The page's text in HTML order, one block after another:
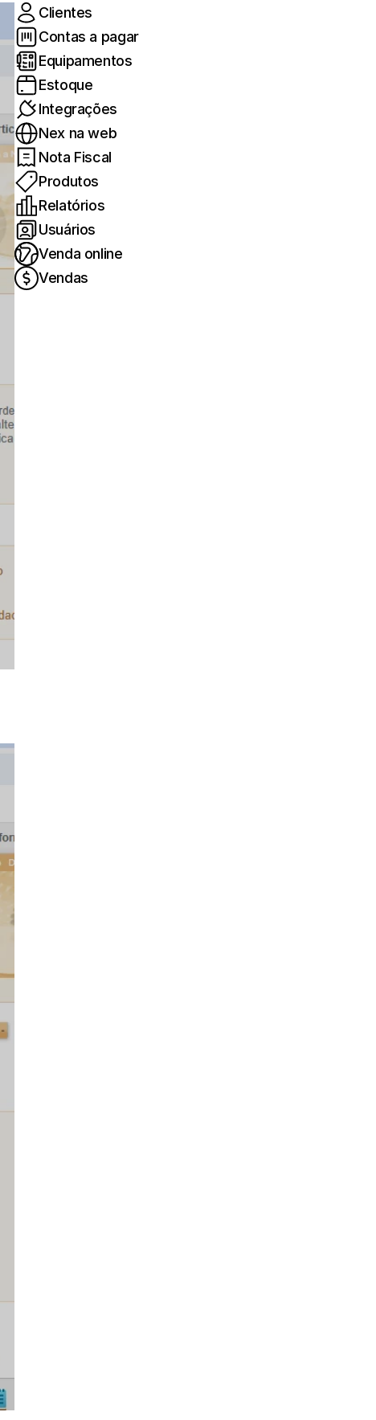
Clientes
Contas a pagar
Equipamentos
Estoque
Integrações
Nex na web
Nota Fiscal
Produtos
Relatórios
Usuários
Venda online
Vendas